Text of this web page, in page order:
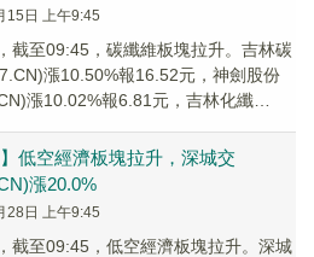
15日 上午9:45
截至09:45，碳纖維板塊拉升。吉林碳
漲10.50%報16.52元，神劍股份
漲10.02%報6.81元，吉林化纖
】低空經濟板塊拉升，深城交
漲20.0%
28日 上午9:45
截至09:45，低空經濟板塊拉升。深城